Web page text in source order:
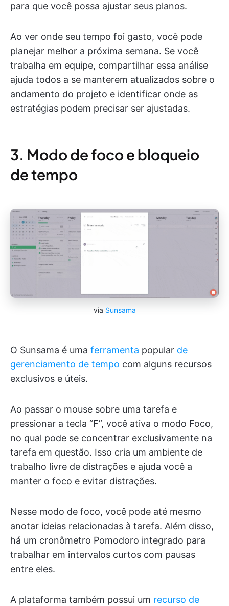
para que você possa ajustar seus planos.
Ao ver onde seu tempo foi gasto, você pode
planejar melhor a próxima semana. Se você
trabalha em equipe, compartilhar essa análise
ajuda todos a se manterem atualizados sobre o
andamento do projeto e identificar onde as
estratégias podem precisar ser ajustadas.
3. Modo de foco e bloqueio
de tempo
via Sunsama
O Sunsama é uma ferramenta popular de
gerenciamento de tempo com alguns recursos
exclusivos e úteis.
Ao passar o mouse sobre uma tarefa e
pressionar a tecla “F”, você ativa o modo Foco,
no qual pode se concentrar exclusivamente na
tarefa em questão. Isso cria um ambiente de
trabalho livre de distrações e ajuda você a
manter o foco e evitar distrações.
Nesse modo de foco, você pode até mesmo
anotar ideias relacionadas à tarefa. Além disso,
há um cronômetro Pomodoro integrado para
trabalhar em intervalos curtos com pausas
entre eles.
A plataforma também possui um recurso de